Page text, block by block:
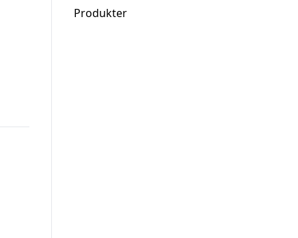
Produkter